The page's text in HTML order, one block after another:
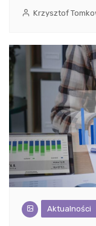
Krzysztof
Aktualności